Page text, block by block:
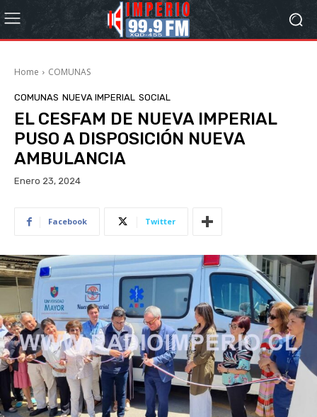
Home COMUNAS
COMUNAS NUEVA IMPERIAL SOCIAL
EL CESFAM DE NUEVA IMPERIAL
PUSO A DISPOSICIÓN NUEVA
AMBULANCIA
Enero 23, 2024
Facebook Twitter